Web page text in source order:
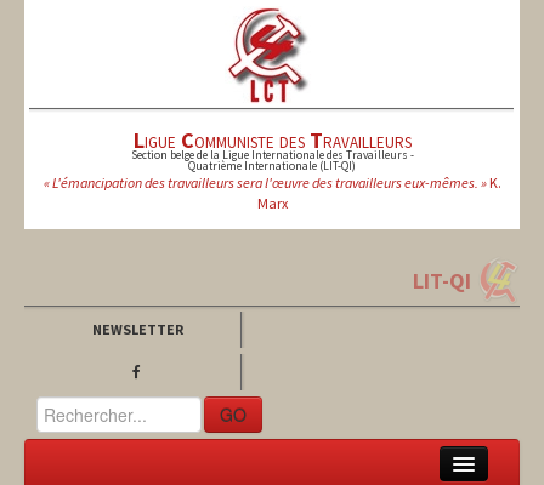
Ligue Communiste des Travailleurs
Section belge de la Ligue Internationale des Travailleurs -
Quatrième Internationale (LIT-QI)
« L'émancipation des travailleurs sera l'œuvre des travailleurs eux-mêmes. »K.
Marx
LIT-QI
NEWSLETTER
GO